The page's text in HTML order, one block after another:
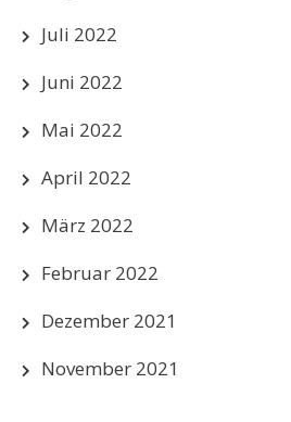
Juli 2022
Juni 2022
Mai 2022
April 2022
März 2022
Februar 2022
Dezember 2021
November 2021